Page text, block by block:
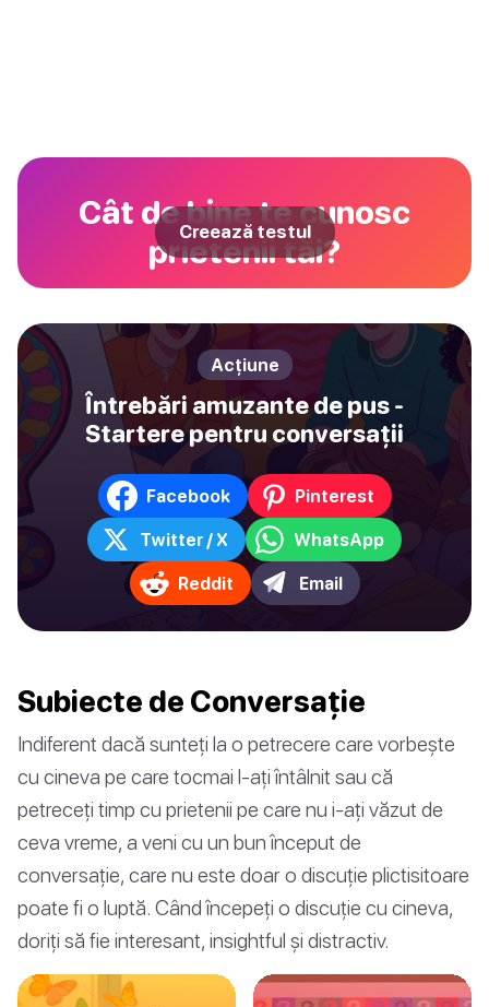
Cât de bine te cunosc
prietenii tăi?
Creează testul
Acțiune
Întrebări amuzante de pus -
Startere pentru conversații
Facebook Pinterest
Twitter / X WhatsApp
Reddit Email
Subiecte de Conversație
Indiferent dacă sunteți la o petrecere care vorbește
cu cineva pe care tocmai l-ați întâlnit sau că
petreceți timp cu prietenii pe care nu i-ați văzut de
ceva vreme, a veni cu un bun început de
conversație, care nu este doar o discuție plictisitoare
poate fi o luptă. Când începeți o discuție cu cineva,
doriți să fie interesant, insightful și distractiv.